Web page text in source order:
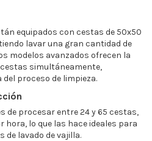
equipados con cestas de 50x50
lavar una gran cantidad de
modelos avanzados ofrecen la
simultáneamente,
proceso de limpieza.
de procesar entre 24 y 65 cestas,
hora, lo que las hace ideales para
de lavado de vajilla.